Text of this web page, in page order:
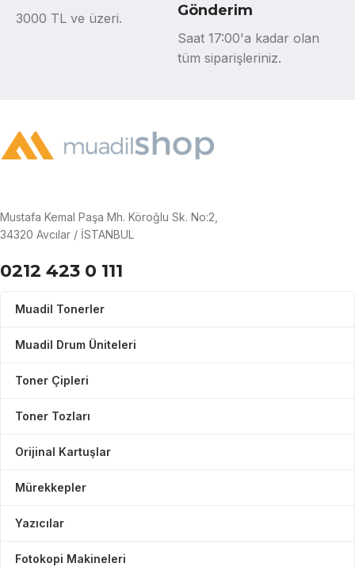
3000 TL ve üzeri.
Gönderim
Saat 17:00'a kadar olan
tüm siparişleriniz.
Mustafa Kemal Paşa Mh. Köroğlu Sk. No:2,
34320 Avcılar / İSTANBUL
0212 423 0 111
Muadil Tonerler
Muadil Drum Üniteleri
Toner Çipleri
Toner Tozları
Orijinal Kartuşlar
Mürekkepler
Yazıcılar
Fotokopi Makineleri